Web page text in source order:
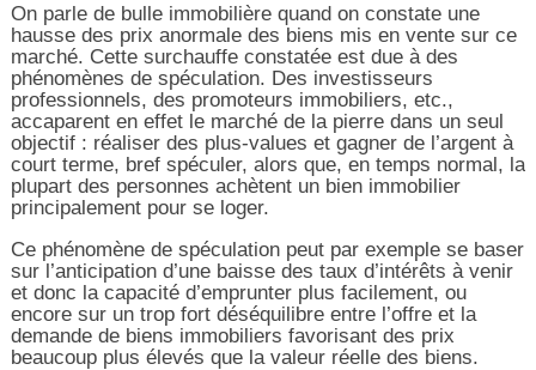
On parle de bulle immobilière quand on constate une
hausse des prix anormale des biens mis en vente sur ce
marché. Cette surchauffe constatée est due à des
phénomènes de spéculation. Des investisseurs
professionnels, des promoteurs immobiliers, etc.,
accaparent en effet le marché de la pierre dans un seul
objectif : réaliser des plus-values et gagner de l’argent à
court terme, bref spéculer, alors que, en temps normal, la
plupart des personnes achètent un bien immobilier
principalement pour se loger.
Ce phénomène de spéculation peut par exemple se baser
sur l’anticipation d’une baisse des taux d’intérêts à venir
et donc la capacité d’emprunter plus facilement, ou
encore sur un trop fort déséquilibre entre l’offre et la
demande de biens immobiliers favorisant des prix
beaucoup plus élevés que la valeur réelle des biens.